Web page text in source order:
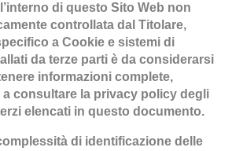
di questo Sito Web non
controllata dal Titolare,
a Cookie e sistemi di
da terze parti è da considerarsi
informazioni complete,
a consultare la privacy policy degli
elencati in questo documento.
di identificazione delle